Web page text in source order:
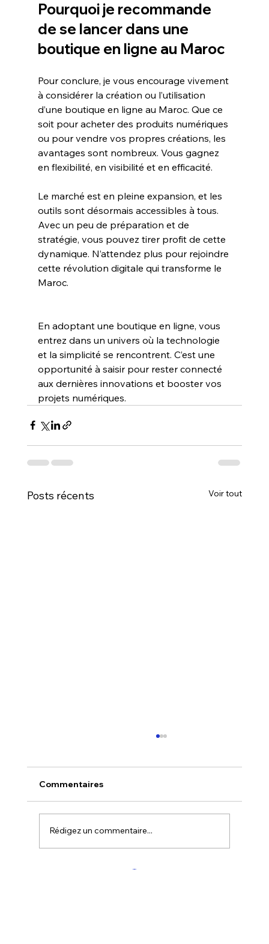
Pourquoi je recommande
de se lancer dans une
boutique en ligne au Maroc
Pour conclure, je vous encourage vivement
à considérer la création ou l’utilisation
d’une boutique en ligne au Maroc. Que ce
soit pour acheter des produits numériques
ou pour vendre vos propres créations, les
avantages sont nombreux. Vous gagnez
en flexibilité, en visibilité et en efficacité.
Le marché est en pleine expansion, et les
outils sont désormais accessibles à tous.
Avec un peu de préparation et de
stratégie, vous pouvez tirer profit de cette
dynamique. N’attendez plus pour rejoindre
cette révolution digitale qui transforme le
Maroc.
En adoptant une boutique en ligne, vous
entrez dans un univers où la technologie
et la simplicité se rencontrent. C’est une
opportunité à saisir pour rester connecté
aux dernières innovations et booster vos
projets numériques.
Posts récents Voir tout
Commentaires
Rédigez un commentaire...